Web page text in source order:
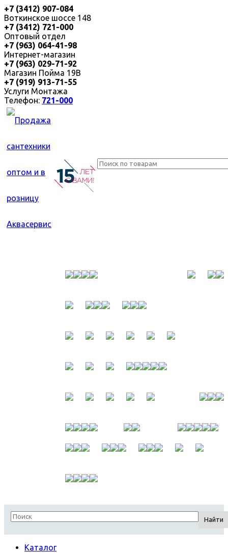
+7 (3412) 907-084
Воткинское шоссе 148
+7 (3412) 721-000
Оптовый отдел
+7 (963) 064-41-98
Интернет-магазин
+7 (963) 029-71-92
Магазин Пойма 19В
+7 (919) 913-71-55
Услуги Монтажа
Телефон: 721-000
Найти
Каталог